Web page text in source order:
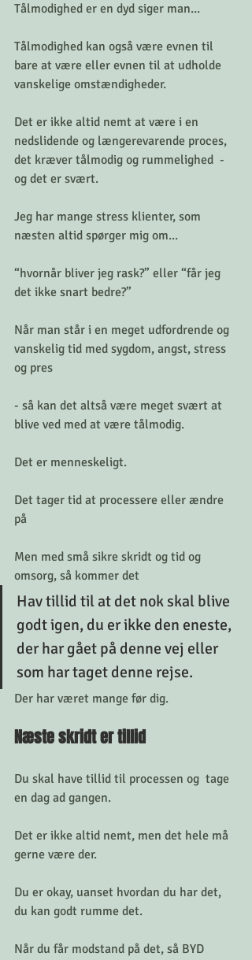
Tålmodighed er en dyd siger man...
Tålmodighed kan også være evnen til
bare at være eller evnen til at udholde
vanskelige omstændigheder.
Det er ikke altid nemt at være i en
nedslidende og længerevarende proces,
det kræver tålmodig og rummelighed  -
og det er svært.
Jeg har mange stress klienter, som
næsten altid spørger mig om...
“hvornår bliver jeg rask?” eller “får jeg
det ikke snart bedre?”
Når man står i en meget udfordrende og
vanskelig tid med sygdom, angst, stress
og pres
- så kan det altså være meget svært at
blive ved med at være tålmodig.
Det er menneskeligt.
Det tager tid at processere eller ændre
på
Men med små sikre skridt og tid og
omsorg, så kommer det
Hav tillid til at det nok skal blive
godt igen, du er ikke den eneste,
der har gået på denne vej eller
som har taget denne rejse.
Der har været mange før dig.
Næste skridt er tillid
Du skal have tillid til processen og  tage
en dag ad gangen.
Det er ikke altid nemt, men det hele må
gerne være der.
Du er okay, uanset hvordan du har det,
du kan godt rumme det.
Når du får modstand på det, så BYD